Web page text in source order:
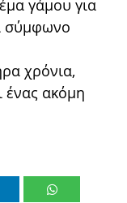
γάμου για
σύμφωνο
χρόνια,
ένας ακόμη